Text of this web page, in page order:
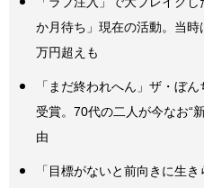
か月待ち」現在の活動。当
万円超えも
「まだ終われへん」ザ・ぼ
受賞。70代の二人が今なお“
由
「目標がないと前向きに生